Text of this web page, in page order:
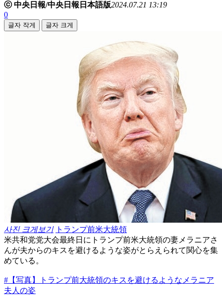
ⓒ 中央日報/中央日報日本語版2024.07.21 13:19
0
글자 작게 글자 크게
사진 크게보기 トランプ前米大統領
米共和党党大会最終日にトランプ前米大統領の妻メラニアさ
んが夫からのキスを避けるような姿がとらえられて関心を集
めている。
#【写真】トランプ前大統領のキスを避けるようなメラニア
夫人の姿